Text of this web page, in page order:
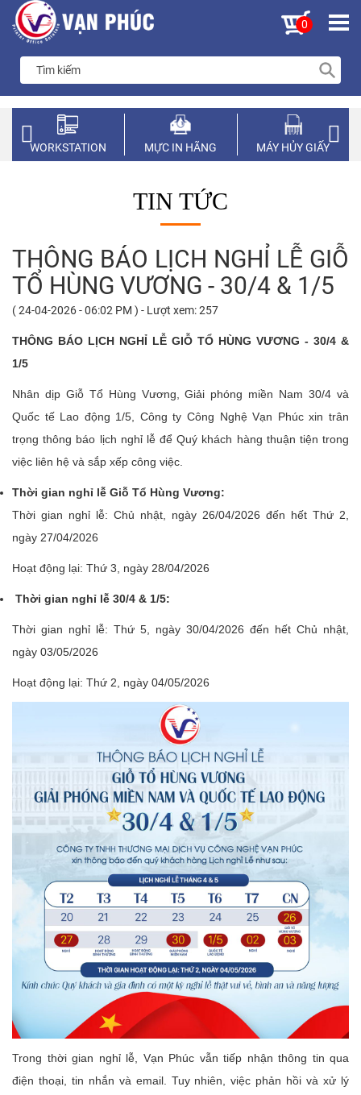
0
WORKSTATION MỰC IN HÃNG MÁY HỦY GIẤY
TIN TỨC
THÔNG BÁO LỊCH NGHỈ LỄ GIỖ
TỔ HÙNG VƯƠNG - 30/4 & 1/5
( 24-04-2026 - 06:02 PM ) - Lượt xem: 257
THÔNG BÁO LỊCH NGHỈ LỄ GIỖ TỔ HÙNG VƯƠNG - 30/4 &
1/5
Nhân dịp Giỗ Tổ Hùng Vương, Giải phóng miền Nam 30/4 và
Quốc tế Lao động 1/5, Công ty Công Nghệ Vạn Phúc xin trân
trọng thông báo lịch nghỉ lễ để Quý khách hàng thuận tiện trong
việc liên hệ và sắp xếp công việc.
Thời gian nghỉ lễ Giỗ Tổ Hùng Vương:
Thời gian nghỉ lễ: Chủ nhật, ngày 26/04/2026 đến hết Thứ 2,
ngày 27/04/2026
Hoạt động lại: Thứ 3, ngày 28/04/2026
Thời gian nghỉ lễ 30/4 & 1/5:
Thời gian nghỉ lễ: Thứ 5, ngày 30/04/2026 đến hết Chủ nhật,
ngày 03/05/2026
Hoạt động lại: Thứ 2, ngày 04/05/2026
Trong thời gian nghỉ lễ, Vạn Phúc vẫn tiếp nhận thông tin qua
điện thoại, tin nhắn và email. Tuy nhiên, việc phản hồi và xử lý